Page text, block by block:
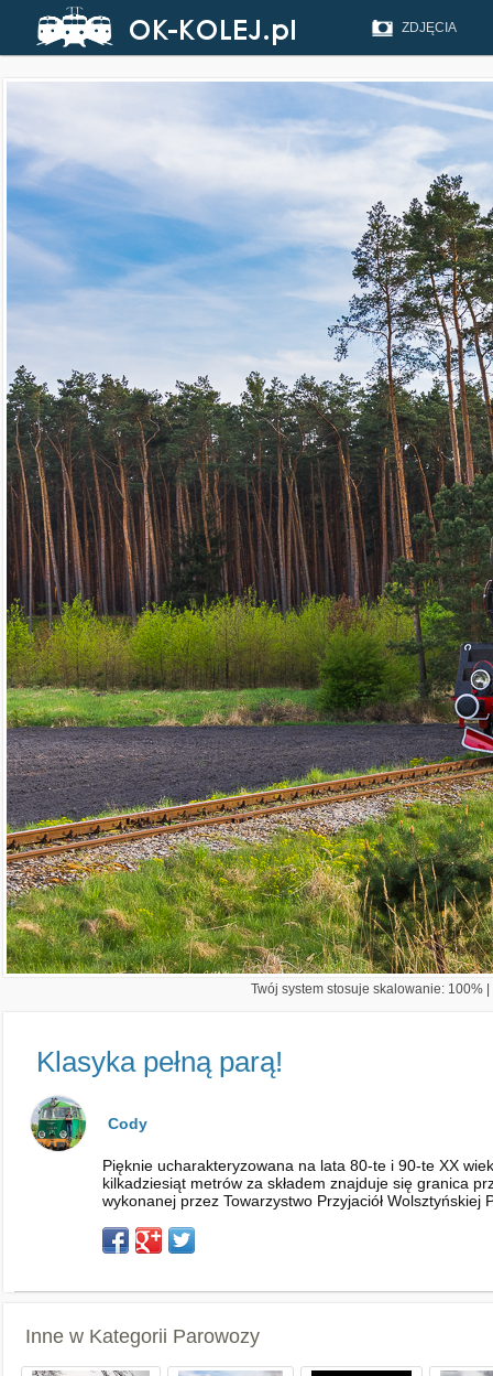
ZDJĘCIA
Twój system stosuje skalowanie: 100%
Klasyka pełną parą!
Cody
Pięknie ucharakteryzowana na lata 80-te i 90-te XX
kilkadziesiąt metrów za składem znajduje się granica
wykonanej przez Towarzystwo Przyjaciół
Inne w Kategorii Parowozy